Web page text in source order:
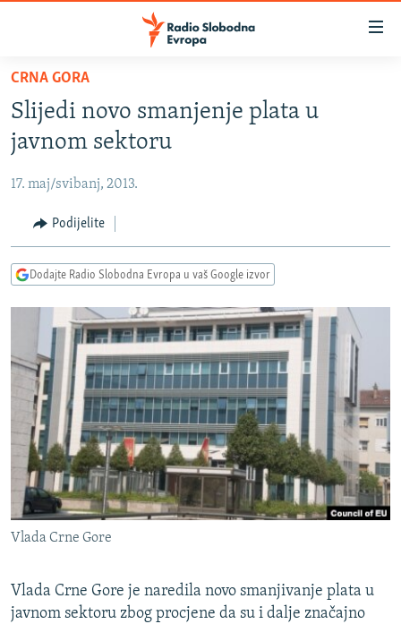
Pređite
glavni
sadržaj
Pređite
na
navigaciju
Pređite
na
VIJESTI
BOSNA I HERCEGOVINA
KOSOVO
CRNA GORA
VIDEO
FOTOGALERIJE
INFOGRAFIKE
PODCASTI
RAT U UKRAJINI
KINA NA BALKANU
RSE PRIČE IZ SVIJETA
ISPRIČAJ MI
DNEVNO@RSE
SPECIJALI RSE
VIŠE OD NASLOVA
POPLAVE I KLIZIŠTA U BIH 2024.
TV LIBERTY
PRATITE NAS
Sve RFE/RL stranice
CRNA GORA
Slijedi novo smanjenje plata u
javnom sektoru
17. maj/svibanj, 2013.
Podijelite
Dodajte Radio Slobodna Evropa u vaš Google izvor
Vlada Crne Gore
Vlada Crne Gore je naredila novo smanjivanje plata u
javnom sektoru zbog procjene da su i dalje značajno